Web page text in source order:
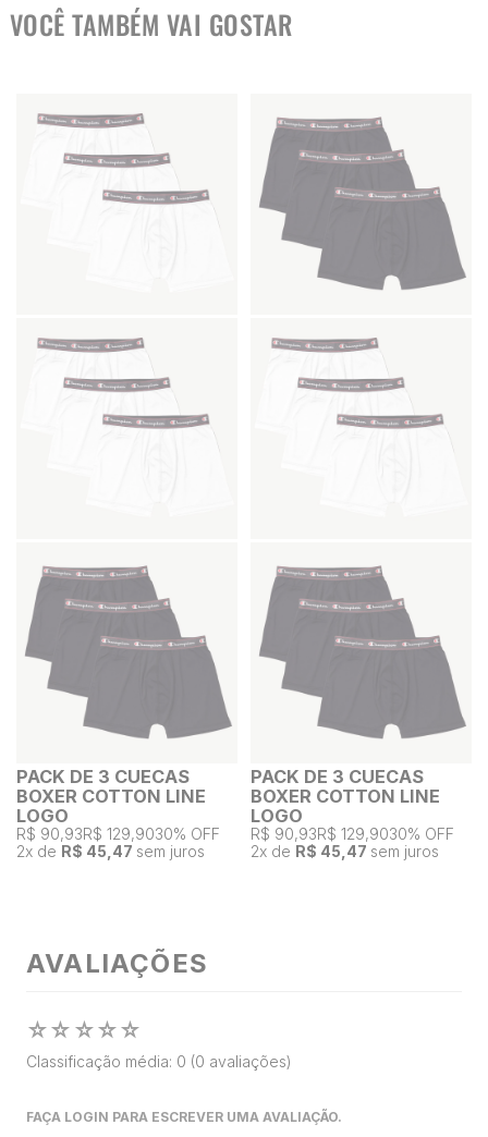
VOCÊ TAMBÉM VAI GOSTAR
PACK DE 3 CUECAS
BOXER COTTON LINE
LOGO
R$ 90,93R$ 129,9030% OFF
2x de R$ 45,47 sem juros
PACK DE 3 CUECAS
BOXER COTTON LINE
LOGO
R$ 90,93R$ 129,9030% OFF
2x de R$ 45,47 sem juros
AVALIAÇÕES
☆☆ ☆☆☆
Classificação média: 0 (0 avaliações)
FAÇA LOGIN PARA ESCREVER UMA AVALIAÇÃO.